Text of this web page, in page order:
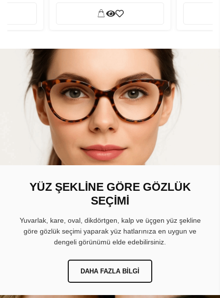
YÜZ ŞEKLİNE GÖRE GÖZLÜK
SEÇİMİ
Yuvarlak, kare, oval, dikdörtgen, kalp ve üçgen yüz şekline
göre gözlük seçimi yaparak yüz hatlarınıza en uygun ve
dengeli görünümü elde edebilirsiniz.
DAHA FAZLA BILGI